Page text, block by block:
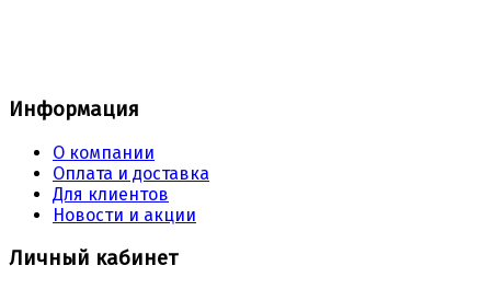
Информация
О компании
Оплата и доставка
Для клиентов
Новости и акции
Личный кабинет